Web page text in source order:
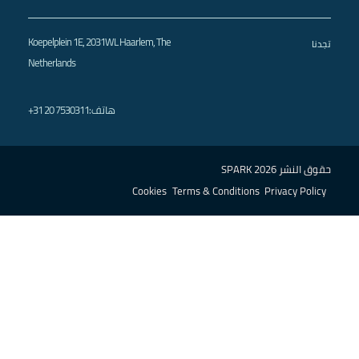
الكبرى
تجدنا
Koepelplein 1E, 2031WL Haarlem, The
Netherlands
هاتف:
+31 20 7530311
حقوق النشر SPARK 2026
Privacy Policy
Terms & Conditions
Cookies